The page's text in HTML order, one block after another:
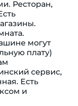
Ресторан,
могут
плату)
сервис,
Есть
и